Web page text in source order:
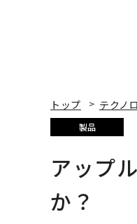
トップ テクノ
製品
アップ
か？